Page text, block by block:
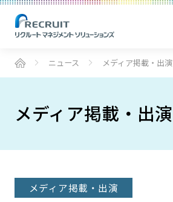
ニュース メディア掲載・出演
メディア掲載・出演
メディア掲載・出演